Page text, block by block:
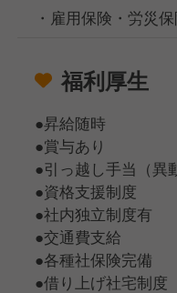
・雇用保険・労災
福利厚生
●昇給随時
●賞与あり
●引っ越し手当（異
●資格支援制度
●社内独立制度有
●交通費支給
●各種社保険完備
●借り上げ社宅制度